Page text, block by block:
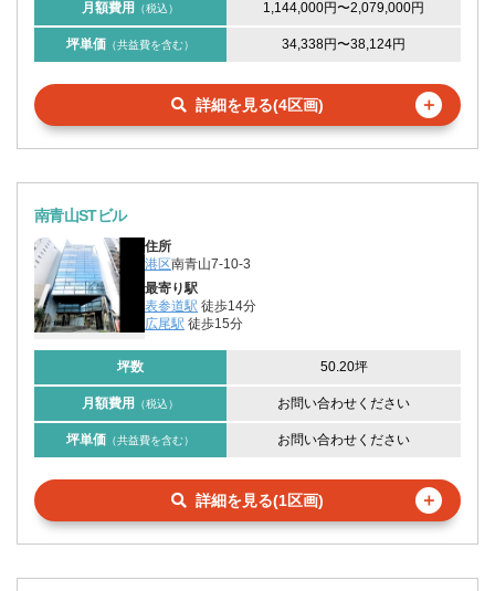
月額費用 （税込） 1,144,000円〜2,079,000円
坪単価 （共益費を含む） 34,338円〜38,124円
詳細を見る(4区画) ＋
南青山STビル
住所
港区南青山7-10-3
最寄り駅
表参道駅 徒歩14分
広尾駅 徒歩15分
坪数 50.20坪
月額費用 （税込） お問い合わせください
坪単価 （共益費を含む） お問い合わせください
詳細を見る(1区画) ＋